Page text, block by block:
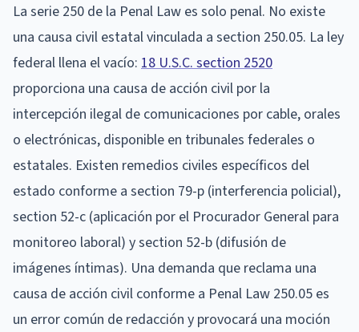
La serie 250 de la Penal Law es solo penal. No existe
una causa civil estatal vinculada a section 250.05. La ley
federal llena el vacío: 18 U.S.C. section 2520
proporciona una causa de acción civil por la
intercepción ilegal de comunicaciones por cable, orales
o electrónicas, disponible en tribunales federales o
estatales. Existen remedios civiles específicos del
estado conforme a section 79-p (interferencia policial),
section 52-c (aplicación por el Procurador General para
monitoreo laboral) y section 52-b (difusión de
imágenes íntimas). Una demanda que reclama una
causa de acción civil conforme a Penal Law 250.05 es
un error común de redacción y provocará una moción